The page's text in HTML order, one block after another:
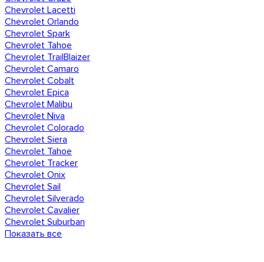
Chevrolet Lacetti
Chevrolet Orlando
Chevrolet Spark
Chevrolet Tahoe
Chevrolet TrailBlaizer
Chevrolet Camaro
Chevrolet Cobalt
Chevrolet Epica
Chevrolet Malibu
Chevrolet Niva
Chevrolet Colorado
Chevrolet Siera
Chevrolet Tahoe
Chevrolet Tracker
Chevrolet Onix
Chevrolet Sail
Chevrolet Silverado
Chevrolet Cavalier
Chevrolet Suburban
Показать все